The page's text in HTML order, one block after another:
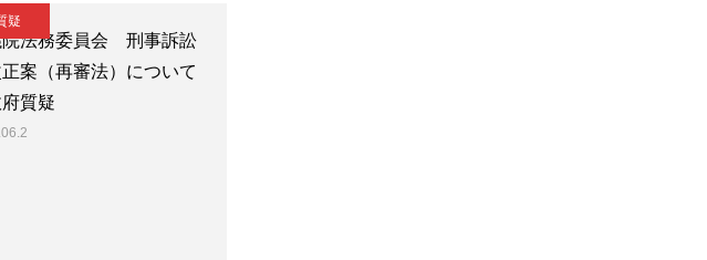
疑
院法務委員会 刑事訴訟
案（再審法）について
質疑